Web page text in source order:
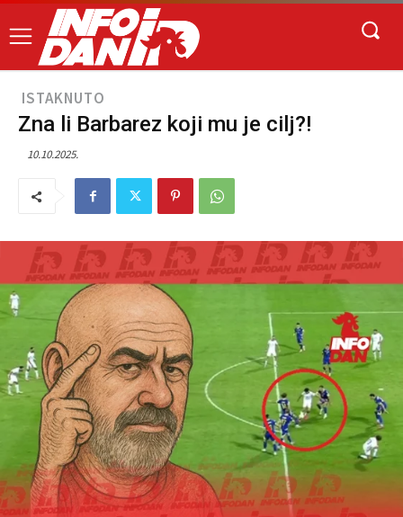
ISTAKNUTO
Zna li Barbarez koji mu je cilj?!
10.10.2025.